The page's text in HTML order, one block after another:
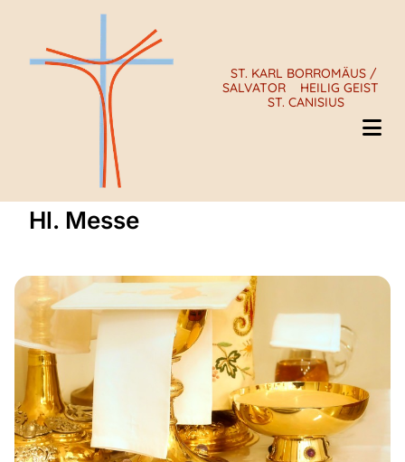
ST. KARL BORROMÄUS /
SALVATOR
HEILIG GEIST
ST. CANISIUS
Hl. Messe